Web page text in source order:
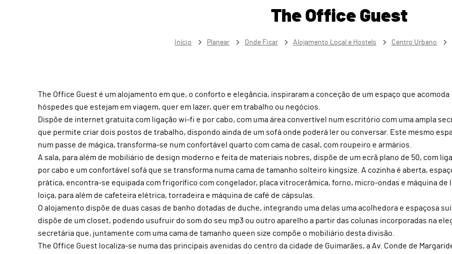
The Office Guest
Início Planear Onde Ficar Alojamento Local e Hostels Centro Urbano
The Office Guest é um alojamento em que, o conforto e elegância, inspiraram a conceção de um espaço que acomoda
hóspedes que estejam em viagem, quer em lazer, quer em trabalho ou negócios.
Dispõe de internet gratuita com ligação wi-fi e por cabo, com uma área convertível num escritório com uma ampla
que permite criar dois postos de trabalho, dispondo ainda de um sofá onde poderá ler ou conversar. Este mesmo
num passe de mágica, transforma-se num confortável quarto com cama de casal, com roupeiro e armários.
A sala, para além de mobiliário de design moderno e feita de materiais nobres, dispõe de um ecrã plano de 50, com
por cabo e um confortável sofá que se transforma numa cama de tamanho solteiro kingsize. A cozinha é aberta,
prática, encontra-se equipada com frigorífico com congelador, placa vitrocerâmica, forno, micro-ondas e máquina de
loiça, para além de cafeteira elétrica, torradeira e máquina de café de cápsulas.
O alojamento dispõe de duas casas de banho dotadas de duche, integrando uma delas uma acolhedora e espaçosa
dispõe de um closet, podendo usufruir do som do seu mp3 ou outro aparelho a partir das colunas incorporadas na
secretária que, juntamente com uma cama de tamanho queen size compõe o mobiliário desta divisão.
The Office Guest localiza-se numa das principais avenidas do centro da cidade de Guimarães, a Av. Conde de